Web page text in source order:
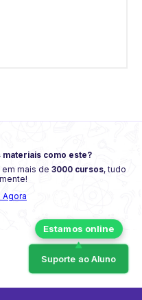
materiais como este?
mais de 3000 cursos, tudo
Agora
Suporte ao Aluno